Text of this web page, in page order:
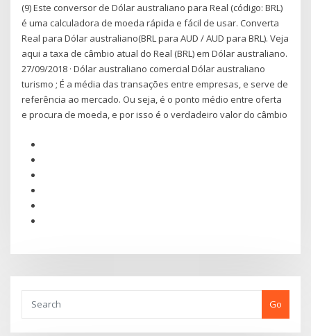
(9) Este conversor de Dólar australiano para Real (código: BRL)
é uma calculadora de moeda rápida e fácil de usar. Converta
Real para Dólar australiano(BRL para AUD / AUD para BRL). Veja
aqui a taxa de câmbio atual do Real (BRL) em Dólar australiano.
27/09/2018 · Dólar australiano comercial Dólar australiano
turismo ; É a média das transações entre empresas, e serve de
referência ao mercado. Ou seja, é o ponto médio entre oferta
e procura de moeda, e por isso é o verdadeiro valor do câmbio
Go